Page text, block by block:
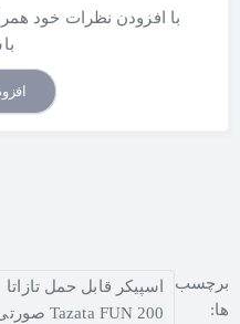
با افزودن نظرات خود
برچسب
ها:
اسپیکر قابل حمل تازاتا
Tazata FUN 200 صورتی